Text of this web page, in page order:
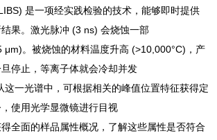
是一项经实践检验的技术，能够即时提供
果。激光脉冲 (3 ns) 会烧蚀一部
μm)。被烧蚀的材料温度升高 (>10,000°C)，产
停止，等离子体就会冷却并发
这一光谱中，可根据相关的峰值位置特征获得定
使用光学显微镜进行目视
全面的样品属性概况，了解这些属性是否符合